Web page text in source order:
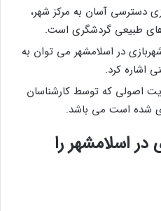
دسترسی آسان به مرکز شهر،
طبیعی گردشگری است.
در اسلامشهر می توان به
اشاره کرد.
اصولی که توسط کارشناسان
شده است می باشد.
در اسلامشهر را